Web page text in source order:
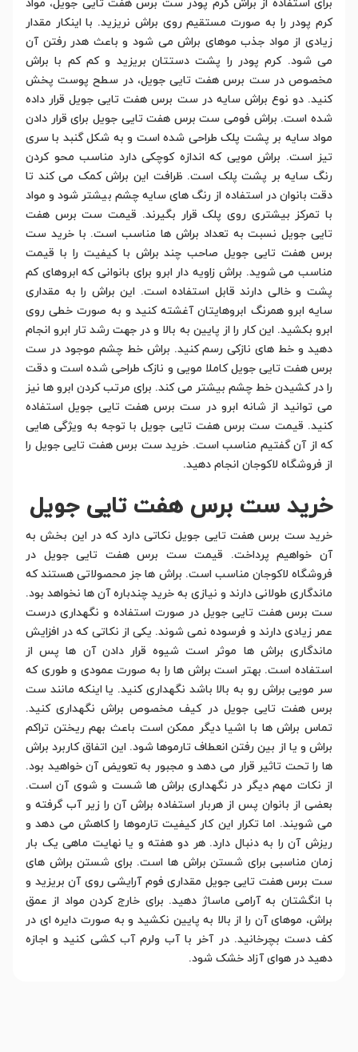
برای استفاده از براش کرم پودر ست برس هفت تایی جویل، مواد
کرم پودر را به صورت مستقیم روی براش نریزید. با اینکار مقدار
زیادی از مواد جذب موهای براش می شود و باعث هدر رفتن آن
می شود. کرم پودر را پشت دستتان بریزید و کم کم با براش
مخصوص در ست برس هفت تایی جویل، در سطح پوست پخش
کنید. دو نوع براش سایه در ست برس هفت تایی جویل قرار داده
شده است. براش فومی ست برس هفت تایی جویل برای قرار دادن
مواد سایه بر پشت پلک طراحی شده است و به شکل گنبد با سری
تیز است. براش مویی که اندازه کوچکی دارد مناسب محو کردن
رنگ سایه بر پشت پلک است. ظرافت این براش کمک می کند تا
دقت بانوان در استفاده از رنگ های سایه چشم بیشتر شود و مواد
با تمرکز بیشتری روی پلک قرار بگیرند. قیمت ست برس هفت
تایی جویل نسبت به تعداد براش ها مناسب است. با خرید ست
برس هفت تایی جویل صاحب چند براش با کیفیت را با قیمت
مناسب می شوید. براش زاویه دار ابرو برای بانوانی که ابروهای کم
پشت و خالی دارند قابل استفاده است. این براش را به مقداری
سایه ابرو همرنگ ابروهایتان آغشته کنید و به صورت خطی روی
ابرو بکشید. این کار را از پایین به بالا و در جهت رشد تار ابرو انجام
دهید و خط های نازکی رسم کنید. براش خط چشم موجود در ست
برس هفت تایی جویل کاملا مویی و نازک طراحی شده است و دقت
را در کشیدن خط چشم بیشتر می کند. برای مرتب کردن ابرو ها نیز
می توانید از شانه ابرو در ست برس هفت تایی جویل استفاده
کنید. قیمت ست برس هفت تایی جویل با توجه به ویژگی هایی
که از آن گفتیم مناسب است. خرید ست برس هفت تایی جویل را
از فروشگاه لاکوجان انجام دهید.
خرید ست برس هفت تایی جویل
خرید ست برس هفت تایی جویل نکاتی دارد که در این بخش به
آن خواهیم پرداخت. قیمت ست برس هفت تایی جویل در
فروشگاه لاکوجان مناسب است. براش ها جز محصولاتی هستند که
ماندگاری طولانی دارند و نیازی به خرید چندباره آن ها نخواهد بود.
ست برس هفت تایی جویل در صورت استفاده و نگهداری درست
عمر زیادی دارند و فرسوده نمی شوند. یکی از نکاتی که در افزایش
ماندگاری براش ها موثر است شیوه قرار دادن آن ها پس از
استفاده است. بهتر است براش ها را به صورت عمودی و طوری که
سر مویی براش رو به بالا باشد نگهداری کنید. یا اینکه مانند ست
برس هفت تایی جویل در کیف مخصوص براش نگهداری کنید.
تماس براش ها با اشیا دیگر ممکن است باعث بهم ریختن تراکم
براش و یا از بین رفتن انعطاف تارموها شود. این اتفاق کاربرد براش
ها را تحت تاثیر قرار می دهد و مجبور به تعویض آن خواهید بود.
از نکات مهم دیگر در نگهداری براش ها شست و شوی آن است.
بعضی از بانوان پس از هربار استفاده براش آن را زیر آب گرفته و
می شویند. اما تکرار این کار کیفیت تارموها را کاهش می دهد و
ریزش آن را به دنبال دارد. هر دو هفته و یا نهایت ماهی یک بار
زمان مناسبی برای شستن براش ها است. برای شستن براش های
ست برس هفت تایی جویل مقداری فوم آرایشی روی آن بریزید و
با انگشتان به آرامی ماساژ دهید. برای خارج کردن مواد از عمق
براش، موهای آن را از بالا به پایین نکشید و به صورت دایره ای در
کف دست بچرخانید. در آخر با آب ولرم آب کشی کنید و اجازه
دهید در هوای آزاد خشک شود.